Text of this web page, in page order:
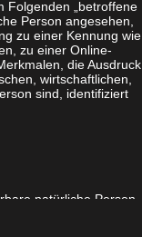
Folgenden „betroffene
Person angesehen,
zu einer Kennung wie
zu einer Online-
die Ausdruck
wirtschaftlichen,
sind, identifiziert
natürliche Person,